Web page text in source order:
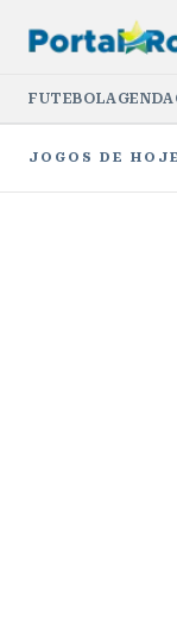
FUTEBOLAGENDA
JOGOS DE HOJE